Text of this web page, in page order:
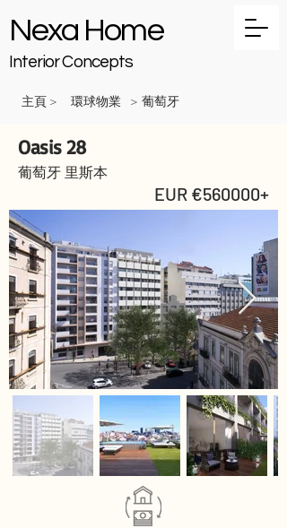
Nexa Home
Interior Concepts
主頁 > 環球物業 > 葡萄牙
Oasis 28
葡萄牙 里斯本
EUR €560000+